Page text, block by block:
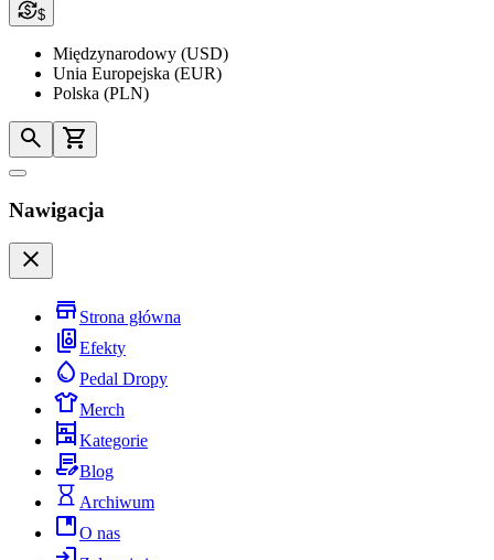
$
Międzynarodowy (USD)
Unia Europejska (EUR)
Polska (PLN)
Nawigacja
Strona główna
Efekty
Pedal Dropy
Merch
Kategorie
Blog
Archiwum
O nas